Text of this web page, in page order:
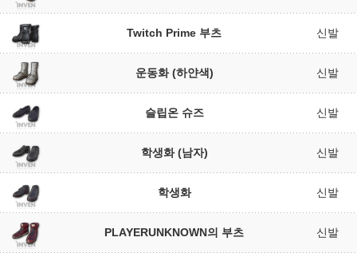
Twitch Prime 부츠 신발
운동화 (하얀색) 신발
슬립온 슈즈 신발
학생화 (남자) 신발
학생화 신발
PLAYERUNKNOWN의 부츠 신발